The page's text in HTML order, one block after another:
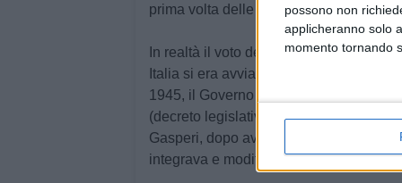
possono non
applicheranno solo
momento tornando
prima volta delle donne furono
In realtà il voto del 2 giugno costituiva
Italia si era avviato già a partire dalla
1945, il Governo Bonomi aveva
(decreto legislativo luogotenenziale 2
Gasperi, dopo aver sancito il suffragio
integrava e modificava la normativa